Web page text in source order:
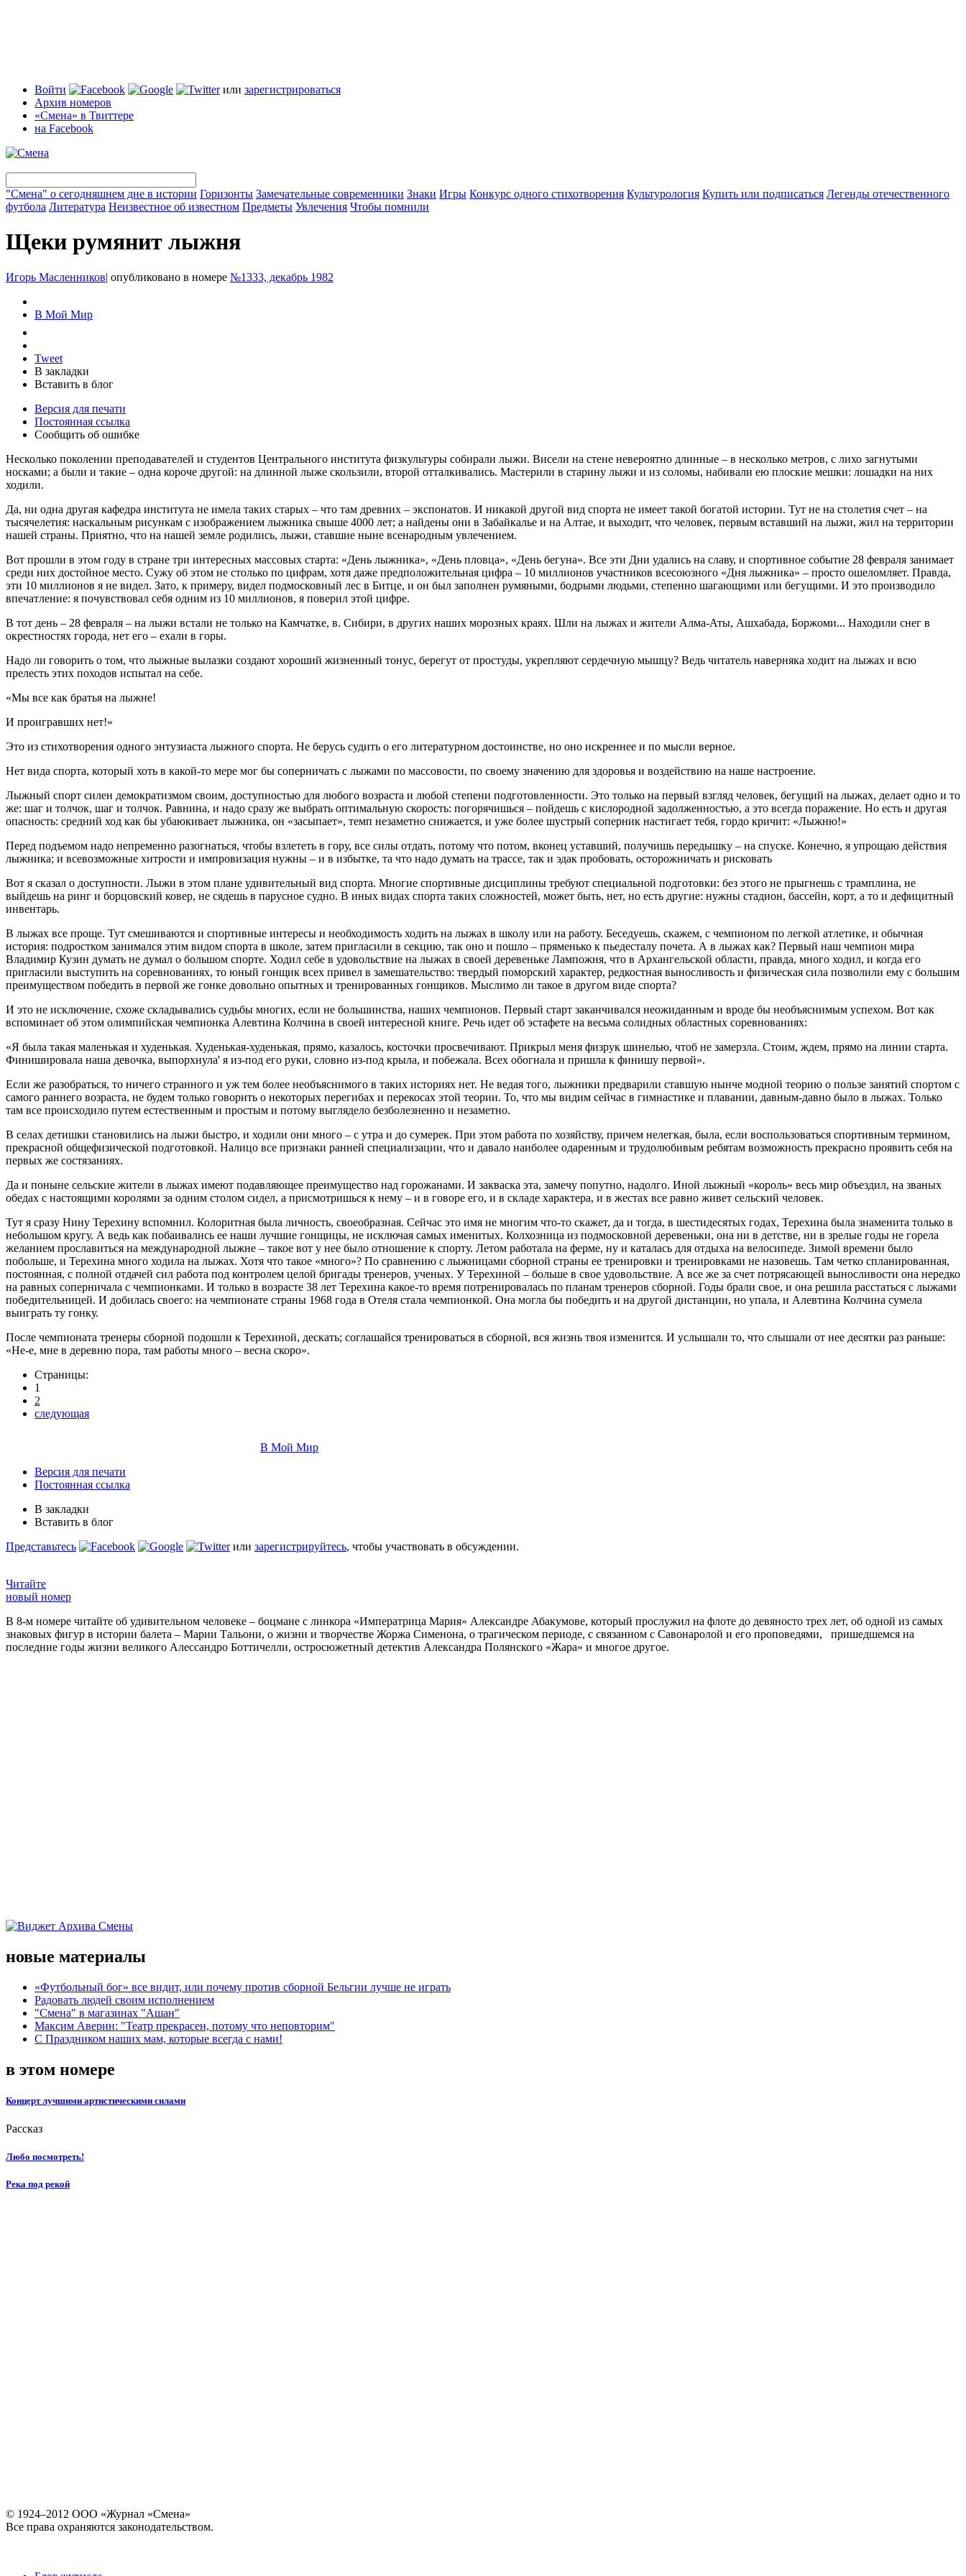
Войти или зарегистрироваться
Архив номеров
«Смена» в Твиттере
на Facebook
"Смена" о сегодняшнем дне в истории Горизонты Замечательные современники Знаки Игры Конкурс одного стихотворения Культурология Купить или подписаться Легенды отечественного
футбола Литература Неизвестное об известном Предметы Увлечения Чтобы помнили
Щеки румянит лыжня
Игорь Масленников| опубликовано в номере №1333, декабрь 1982
В Мой Мир
Tweet
В закладки
Вставить в блог
Версия для печати
Постоянная ссылка
Сообщить об ошибке
Несколько поколении преподавателей и студентов Центрального института физкультуры собирали лыжи. Висели на стене невероятно длинные – в несколько метров, с лихо загнутыми
носками; а были и такие – одна короче другой: на длинной лыже скользили, второй отталкивались. Мастерили в старину лыжи и из соломы, набивали ею плоские мешки: лошадки на них
ходили.
Да, ни одна другая кафедра института не имела таких старых – что там древних – экспонатов. И никакой другой вид спорта не имеет такой богатой истории. Тут не на столетия счет – на
тысячелетия: наскальным рисункам с изображением лыжника свыше 4000 лет; а найдены они в Забайкалье и на Алтае, и выходит, что человек, первым вставший на лыжи, жил на территории
нашей страны. Приятно, что на нашей земле родились, лыжи, ставшие ныне всенародным увлечением.
Вот прошли в этом году в стране три интересных массовых старта: «День лыжника», «День пловца», «День бегуна». Все эти Дни удались на славу, и спортивное событие 28 февраля занимает
среди них достойное место. Сужу об этом не столько по цифрам, хотя даже предположительная цифра – 10 миллионов участников всесоюзного «Дня лыжника» – просто ошеломляет. Правда,
эти 10 миллионов я не видел. Зато, к примеру, видел подмосковный лес в Битце, и он был заполнен румяными, бодрыми людьми, степенно шагающими или бегущими. И это производило
впечатление: я почувствовал себя одним из 10 миллионов, я поверил этой цифре.
В тот день – 28 февраля – на лыжи встали не только на Камчатке, в. Сибири, в других наших морозных краях. Шли на лыжах и жители Алма-Аты, Ашхабада, Боржоми... Находили снег в
окрестностях города, нет его – ехали в горы.
Надо ли говорить о том, что лыжные вылазки создают хороший жизненный тонус, берегут от простуды, укрепляют сердечную мышцу? Ведь читатель наверняка ходит на лыжах и всю
прелесть этих походов испытал на себе.
«Мы все как братья на лыжне!
И проигравших нет!»
Это из стихотворения одного энтузиаста лыжного спорта. Не берусь судить о его литературном достоинстве, но оно искреннее и по мысли верное.
Нет вида спорта, который хоть в какой-то мере мог бы соперничать с лыжами по массовости, по своему значению для здоровья и воздействию на наше настроение.
Лыжный спорт силен демократизмом своим, доступностью для любого возраста и любой степени подготовленности. Это только на первый взгляд человек, бегущий на лыжах, делает одно и то
же: шаг и толчок, шаг и толчок. Равнина, и надо сразу же выбрать оптимальную скорость: погорячишься – пойдешь с кислородной задолженностью, а это всегда поражение. Но есть и другая
опасность: средний ход как бы убаюкивает лыжника, он «засыпает», темп незаметно снижается, и уже более шустрый соперник настигает тебя, гордо кричит: «Лыжню!»
Перед подъемом надо непременно разогнаться, чтобы взлететь в гору, все силы отдать, потому что потом, вконец уставший, получишь передышку – на спуске. Конечно, я упрощаю действия
лыжника; и всевозможные хитрости и импровизация нужны – и в избытке, та что надо думать на трассе, так и эдак пробовать, осторожничать и рисковать
Вот я сказал о доступности. Лыжи в этом плане удивительный вид спорта. Многие спортивные дисциплины требуют специальной подготовки: без этого не прыгнешь с трамплина, не
выйдешь на ринг и борцовский ковер, не сядешь в парусное судно. В иных видах спорта таких сложностей, может быть, нет, но есть другие: нужны стадион, бассейн, корт, а то и дефицитный
инвентарь.
В лыжах все проще. Тут смешиваются и спортивные интересы и необходимость ходить на лыжах в школу или на работу. Беседуешь, скажем, с чемпионом по легкой атлетике, и обычная
история: подростком занимался этим видом спорта в школе, затем пригласили в секцию, так оно и пошло – пряменько к пьедесталу почета. А в лыжах как? Первый наш чемпион мира
Владимир Кузин думать не думал о большом спорте. Ходил себе в удовольствие на лыжах в своей деревеньке Лампожня, что в Архангельской области, правда, много ходил, и когда его
пригласили выступить на соревнованиях, то юный гонщик всех привел в замешательство: твердый поморский характер, редкостная выносливость и физическая сила позволили ему с большим
преимуществом победить в первой же гонке довольно опытных и тренированных гонщиков. Мыслимо ли такое в другом виде спорта?
И это не исключение, схоже складывались судьбы многих, если не большинства, наших чемпионов. Первый старт заканчивался неожиданным и вроде бы необъяснимым успехом. Вот как
вспоминает об этом олимпийская чемпионка Алевтина Колчина в своей интересной книге. Речь идет об эстафете на весьма солидных областных соревнованиях:
«Я была такая маленькая и худенькая. Худенькая-худенькая, прямо, казалось, косточки просвечивают. Прикрыл меня физрук шинелью, чтоб не замерзла. Стоим, ждем, прямо на линии старта.
Финишировала наша девочка, выпорхнула' я из-под его руки, словно из-под крыла, и побежала. Всех обогнала и пришла к финишу первой».
Если же разобраться, то ничего странного и уж тем более необъяснимого в таких историях нет. Не ведая того, лыжники предварили ставшую нынче модной теорию о пользе занятий спортом с
самого раннего возраста, не будем только говорить о некоторых перегибах и перекосах этой теории. То, что мы видим сейчас в гимнастике и плавании, давным-давно было в лыжах. Только
там все происходило путем естественным и простым и потому выглядело безболезненно и незаметно.
В селах детишки становились на лыжи быстро, и ходили они много – с утра и до сумерек. При этом работа по хозяйству, причем нелегкая, была, если воспользоваться спортивным термином,
прекрасной общефизической подготовкой. Налицо все признаки ранней специализации, что и давало наиболее одаренным и трудолюбивым ребятам возможность прекрасно проявить себя на
первых же состязаниях.
Да и поныне сельские жители в лыжах имеют подавляющее преимущество над горожанами. И закваска эта, замечу попутно, надолго. Иной лыжный «король» весь мир объездил, на званых
обедах с настоящими королями за одним столом сидел, а присмотришься к нему – и в говоре его, и в складе характера, и в жестах все равно живет сельский человек.
Тут я сразу Нину Терехину вспомнил. Колоритная была личность, своеобразная. Сейчас это имя не многим что-то скажет, да и тогда, в шестидесятых годах, Терехина была знаменита только в
небольшом кругу. А ведь как побаивались ее наши лучшие гонщицы, не исключая самых именитых. Колхозница из подмосковной деревеньки, она ни в детстве, ни в зрелые годы не горела
желанием прославиться на международной лыжне – такое вот у нее было отношение к спорту. Летом работала на ферме, ну и каталась для отдыха на велосипеде. Зимой времени было
побольше, и Терехина много ходила на лыжах. Хотя что такое «много»? По сравнению с лыжницами сборной страны ее тренировки и тренировками не назовешь. Там четко спланированная,
постоянная, с полной отдачей сил работа под контролем целой бригады тренеров, ученых. У Терехиной – больше в свое удовольствие. А все же за счет потрясающей выносливости она нередко
на равных соперничала с чемпионками. И только в возрасте 38 лет Терехина какое-то время потренировалась по планам тренеров сборной. Годы брали свое, и она решила расстаться с лыжами
победительницей. И добилась своего: на чемпионате страны 1968 года в Отеля стала чемпионкой. Она могла бы победить и на другой дистанции, но упала, и Алевтина Колчина сумела
выиграть ту гонку.
После чемпионата тренеры сборной подошли к Терехиной, дескать; соглашайся тренироваться в сборной, вся жизнь твоя изменится. И услышали то, что слышали от нее десятки раз раньше:
«Не-е, мне в деревню пора, там работы много – весна скоро».
Страницы:
1
2
следующая
В Мой Мир
Версия для печати
Постоянная ссылка
В закладки
Вставить в блог
Представьтесь
или зарегистрируйтесь, чтобы участвовать в обсуждении.
Читайте
новый номер
В 8-м номере читайте об удивительном человеке – боцмане с линкора «Императрица Мария» Александре Абакумове, который прослужил на флоте до девяносто трех лет, об одной из самых
знаковых фигур в истории балета – Марии Тальони, о жизни и творчестве Жоржа Сименона, о трагическом периоде, с связанном с Савонаролой и его проповедями, пришедшемся на
последние годы жизни великого Алессандро Боттичелли, остросюжетный детектив Александра Полянского «Жара» и многое другое.
новые материалы
«Футбольный бог» все видит, или почему против сборной Бельгии лучше не играть
Радовать людей своим исполнением
"Смена" в магазинах "Ашан"
Максим Аверин: "Театр прекрасен, потому что неповторим"
С Праздником наших мам, которые всегда с нами!
в этом номере
Концерт лучшими артистическими силами
Рассказ
Любо посмотреть!
Река под рекой
© 1924–2012 ООО «Журнал «Смена»
Все права охраняются законодательством.